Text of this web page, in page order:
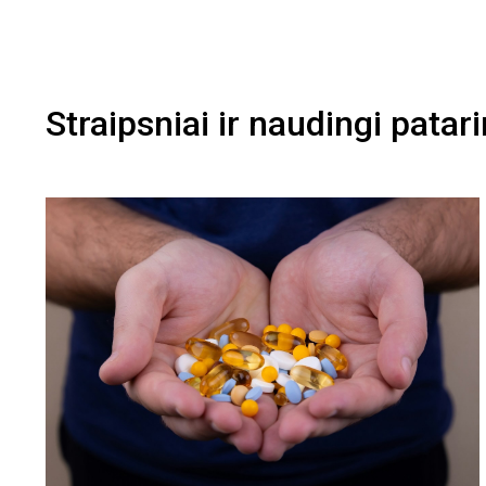
Straipsniai ir naudingi